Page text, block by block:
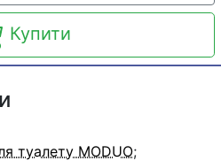
Купити
туалету MODUO;